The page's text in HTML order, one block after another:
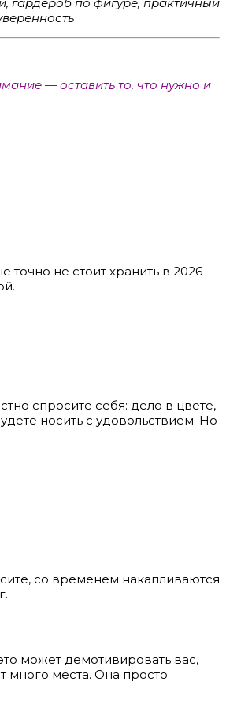
— оставить то, что нужно и
не стоит хранить в 2026
спросите себя: дело в цвете,
носить с удовольствием. Но
со временем накапливаются
может демотивировать вас,
много места. Она просто